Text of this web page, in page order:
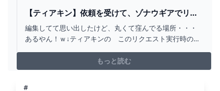
【ティアキン】依頼を受けて、ゾナウギアでリン
クさんを痛めつけてみた【ドリカラ】【ゼルダの
伝説ティアーズオブザキングダムTOTK字幕実況バ
編集してて思い出したけど、丸くて窪んでる場所・・・
あるやん！ｗ↓ティアキンの このリクエスト実行時の生
https://www.youtube.com/live/70N_Mg59g7g?
feature=shared&t=389ティキンのリクエスト受付が始ま
もっと読む
#